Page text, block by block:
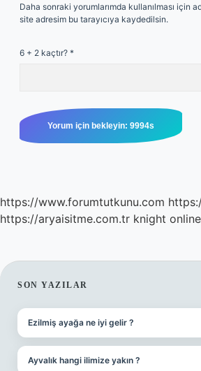
Daha sonraki yorumlarımda kullanılması için
site adresim bu tarayıcıya kaydedilsin.
6 + 2 kaçtır? *
https://www.forumtutkunu.com
https://aryaisitme.com.tr knight online
SIDEBAR
SON YAZILAR
Ezilmiş ayağa ne iyi gelir ?
Ayvalık hangi ilimize yakın ?